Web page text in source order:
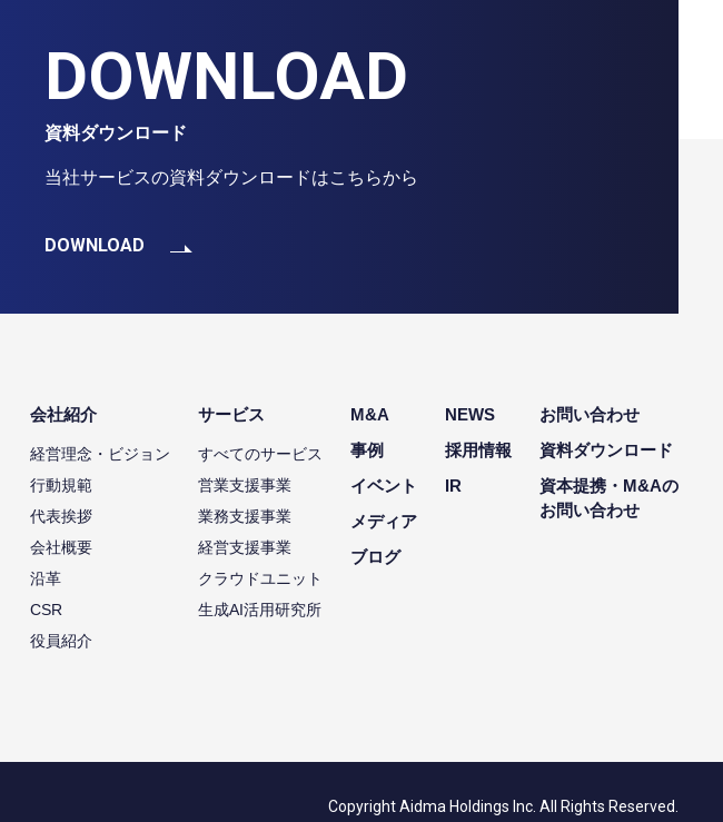
DOWNLOAD
資料ダウンロード
当社サービスの資料ダウンロードはこちらから
DOWNLOAD
会社紹介
経営理念・ビジョン
行動規範
代表挨拶
会社概要
沿革
CSR
役員紹介
サービス
すべてのサービス
営業支援事業
業務支援事業
経営支援事業
クラウドユニット
生成AI活用研究所
M&A
事例
イベント
メディア
ブログ
NEWS
採用情報
IR
お問い合わせ
資料ダウンロード
資本提携・M&Aの
お問い合わせ
Copyright Aidma Holdings Inc. All Rights Reserved.